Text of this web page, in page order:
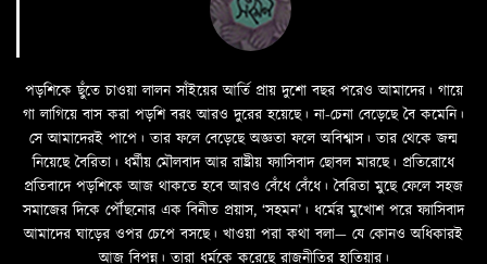
পড়শিকে ছুঁতে চাওয়া লালন সাঁইয়ের আর্তি প্রায় দুশো বছর পরেও আমাদের। গায়ে
গা লাগিয়ে বাস করা পড়শি বরং আরও দুরের হয়েছে। না-চেনা বেড়েছে বৈ কমেনি।
সে আমাদেরই পাপে। তার ফলে বেড়েছে অজ্ঞতা ফলে অবিশ্বাস। তার থেকে জন্ম
নিয়েছে বৈরিতা। ধর্মীয় মৌলবাদ আর রাষ্ট্রীয় ফ্যাসিবাদ ছোবল মারছে। প্রতিরোধে
প্রতিবাদে পড়শিকে আজ থাকতে হবে আরও বেঁধে বেঁধে। বৈরিতা মুছে ফেলে সহজ
সমাজের দিকে পৌঁছনোর এক বিনীত প্রয়াস, ‘সহমন’। ধর্মের মুখোশ পরে ফ্যাসিবাদ
আমাদের ঘাড়ের ওপর চেপে বসছে। খাওয়া পরা কথা বলা—­­ যে কোনও অধিকারই
আজ বিপন্ন। তারা ধর্মকে করেছে রাজনীতির হাতিয়ার।